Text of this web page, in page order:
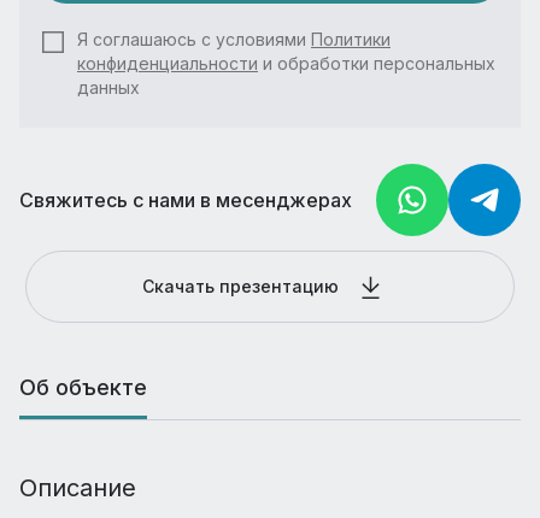
Я соглашаюсь с условиями Политики
конфиденциальности и обработки персональных
данных
Свяжитесь с нами в месенджерах
Скачать презентацию
Об объекте
Описание